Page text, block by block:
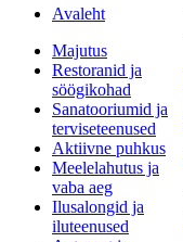
Avaleht
Majutus
Restoranid ja
söögikohad
Sanatooriumid ja
terviseteenused
Aktiivne puhkus
Meelelahutus ja
vaba aeg
Ilusalongid ja
iluteenused